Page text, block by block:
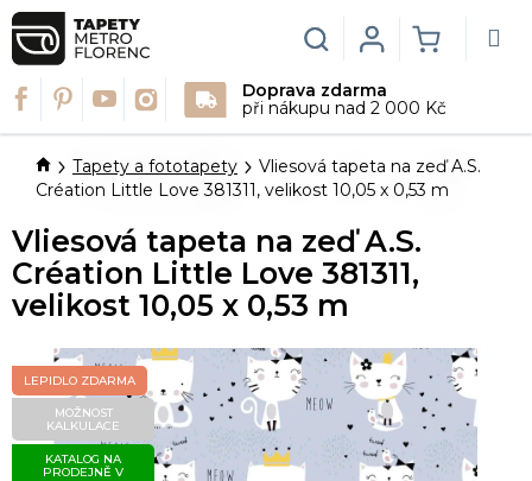
Přejít
na
obsah
Doprava zdarma
při nákupu nad 2 000 Kč
Hledat
KOŠÍK
Login
DomůTapety a fototapety
Vliesová tapeta na zeď A.S.
Création Little Love 381311, velikost 10,05 x 0,53 m
Vliesová tapeta na zeď A.S.
Création Little Love 381311,
velikost 10,05 x 0,53 m
LEPIDLO ZDARMA
MOŽNOST
KALKULACE
KATALOG NA
PRODEJNĚ V